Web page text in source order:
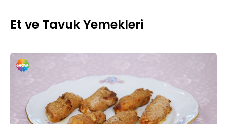
Et ve Tavuk Yemekleri